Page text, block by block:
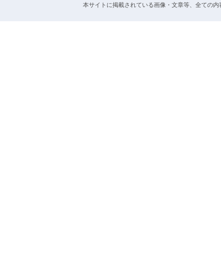
本サイトに掲載されている画像・文章等、全ての